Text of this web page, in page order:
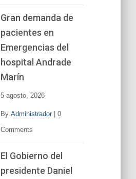
Gran demanda de
pacientes en
Emergencias del
hospital Andrade
Marín
5 agosto, 2026
By Administrador| 0
Comments
El Gobierno del
presidente Daniel